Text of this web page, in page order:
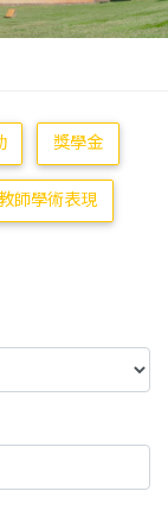
獎學金
師學術表現